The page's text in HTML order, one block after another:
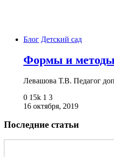
Блог Детский сад
Формы и методы
Левашова Т.В. Педагог
0 15k 1 3
16 октября, 2019
Последние статьи